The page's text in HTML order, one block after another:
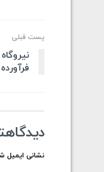
پست قبلی
نشانی ایمیل